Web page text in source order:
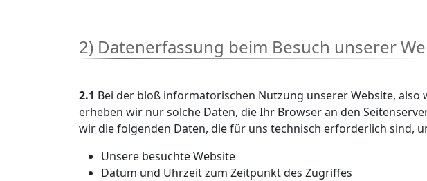
2) Datenerfassung beim Besuch unserer
2.1 Bei der bloß informatorischen Nutzung unserer Website,
erheben wir nur solche Daten, die Ihr Browser an den
wir die folgenden Daten, die für uns technisch erforderlich sind,
Unsere besuchte Website
Datum und Uhrzeit zum Zeitpunkt des Zugriffes